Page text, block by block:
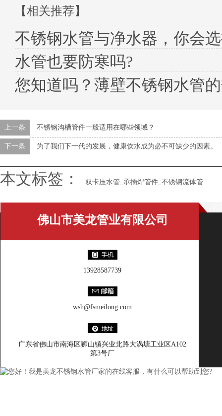
【相关推荐】
不锈钢水管与净水器，你会
水管也要防寒吗?
您知道吗？薄壁不锈钢水管
上一条 不锈钢沟槽管件一般适用在哪些领域？
下一条 为了我们下一代的发展，健康饮水成为必不可缺少的因素。
本文标签： 双卡压水管_承插焊管件_不锈钢流体管
佛山市美龙管业有限公司
13928587739
wsh@fsmeilong.com
广东省佛山市南海区狮山镇兴业北路大涡塘工业区A102
第3号厂